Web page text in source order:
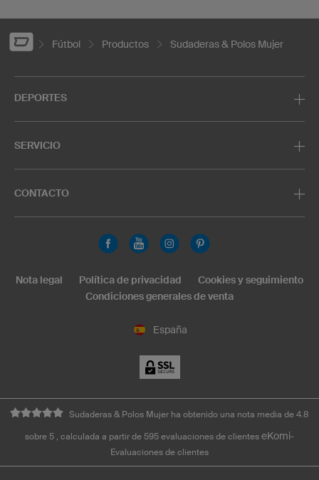
Fútbol Productos Sudaderas & Polos Mujer
DEPORTES
SERVICIO
CONTACTO
España
Nota legal Política de privacidad
Cookies y seguimiento
Condiciones generales de venta
Sudaderas & Polos Mujer ha obtenido una nota media de 4.8
sobre 5 , calculada a partir de 595 evaluaciones de clientes eKomi-
Evaluaciones de clientes